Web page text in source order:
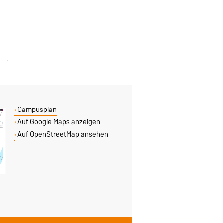
Campusplan
Auf Google Maps anzeigen
Auf OpenStreetMap ansehen